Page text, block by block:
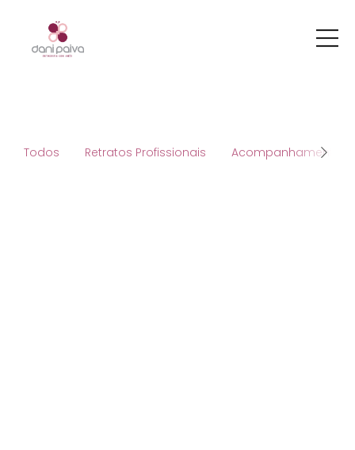
Todos Retratos Profissionais Acompanhamento